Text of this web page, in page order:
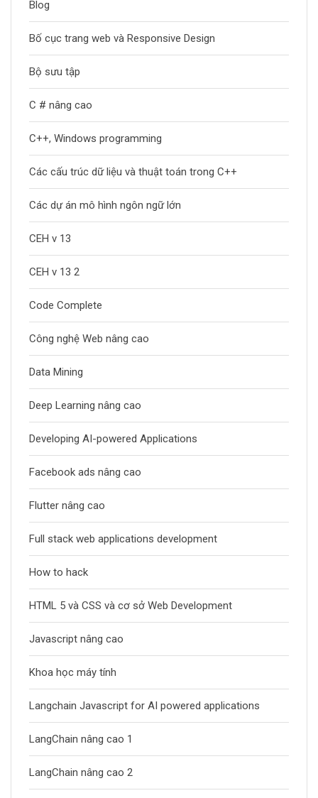
Blog
Bố cục trang web và Responsive Design
Bộ sưu tập
C # nâng cao
C++, Windows programming
Các cấu trúc dữ liệu và thuật toán trong C++
Các dự án mô hình ngôn ngữ lớn
CEH v 13
CEH v 13 2
Code Complete
Công nghệ Web nâng cao
Data Mining
Deep Learning nâng cao
Developing AI-powered Applications
Facebook ads nâng cao
Flutter nâng cao
Full stack web applications development
How to hack
HTML 5 và CSS và cơ sở Web Development
Javascript nâng cao
Khoa học máy tính
Langchain Javascript for AI powered applications
LangChain nâng cao 1
LangChain nâng cao 2